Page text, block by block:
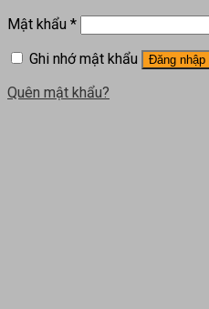
Mật khẩu *
Ghi nhớ mật khẩu
Đăng nhập
Quên mật khẩu?